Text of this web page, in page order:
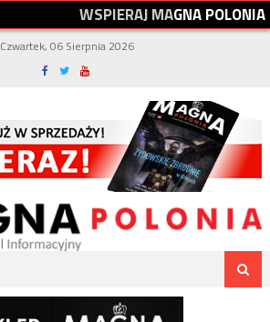
WSPIERAJMAGNAPOLONIA
Czwartek, 06 Sierpnia 2026